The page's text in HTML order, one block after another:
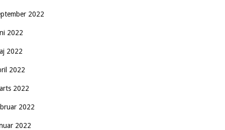
2022
2022
2022
2022
2022
2022
2022